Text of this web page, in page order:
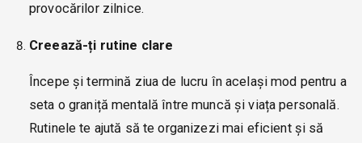
provocărilor zilnice.
Creează-ți rutine clare
Începe și termină ziua de lucru în același mod pentru a
seta o graniță mentală între muncă și viața personală.
Rutinele te ajută să te organizezi mai eficient și să